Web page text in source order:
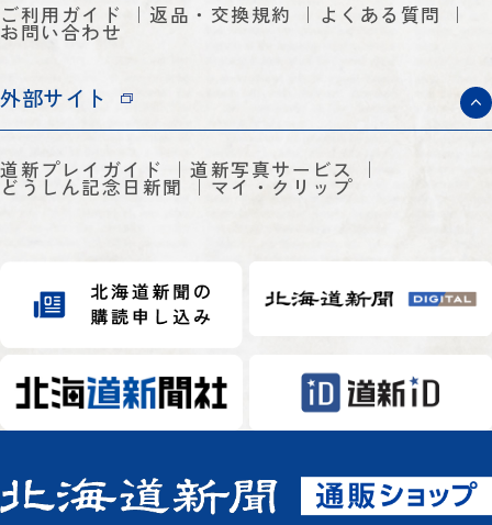
ご利用ガイド 返品・交換規約 よくある質問
お問い合わせ
外部サイト
道新プレイガイド 道新写真サービス
どうしん記念日新聞 マイ・クリップ